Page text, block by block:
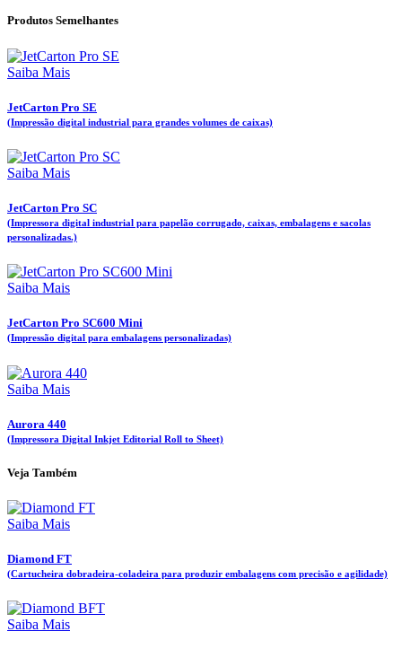
Produtos Semelhantes
Saiba Mais
JetCarton Pro SE
(Impressão digital industrial para grandes volumes de caixas)
Saiba Mais
JetCarton Pro SC
(Impressora digital industrial para papelão corrugado, caixas, embalagens e sacolas
personalizadas.)
Saiba Mais
JetCarton Pro SC600 Mini
(Impressão digital para embalagens personalizadas)
Saiba Mais
Aurora 440
(Impressora Digital Inkjet Editorial Roll to Sheet)
Veja Também
Saiba Mais
Diamond FT
(Cartucheira dobradeira-coladeira para produzir embalagens com precisão e agilidade)
Saiba Mais